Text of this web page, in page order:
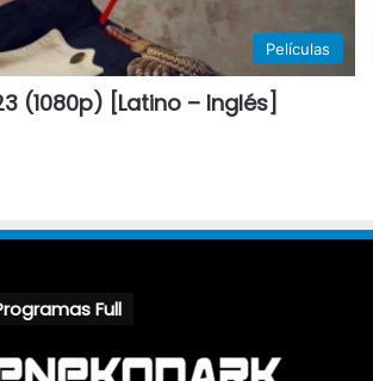
Películas
(1080p) [Latino – Inglés]
Full